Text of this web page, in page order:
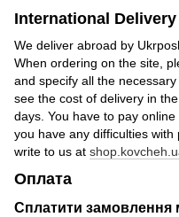
International Delivery
We deliver abroad by
When ordering on the site,
and specify all the
see the cost of delivery in
days. You have to pay
you have any difficulties
write to us at
Оплата
Сплатити